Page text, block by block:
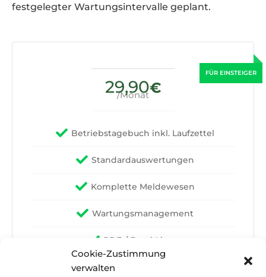
Cookie-Zustimmung
verwalten
festgelegter Wartungsintervalle geplant.
29,90€
/Monat
Betriebstagebuch inkl. Laufzettel
Standardauswertungen
Komplette Meldewesen
Wartungsmanagement
PDF-/ Excel-Listen